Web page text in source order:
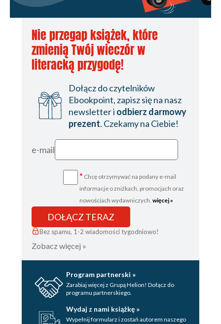
Nie przegap książek, które
zmienią Twój wieczór w
literacką przygodę!
Dołącz do czytelników
Ebookpoint, zapisz się na nasz
newsletter i odbierz darmowy
prezent. Czekamy na Ciebie!
e-mail
* Chcę otrzymywać na podany e-mail
informacje o zniżkach, promocjach oraz
nowościach wydawniczych. więcej »
DOŁĄCZ TERAZ
Bez spamu, 1-2 wiadomości tygodniowo!
Zobacz więcej »
Program partnerski »
Zarabiaj więcej z Grupą Helion! Dołącz do
programu partnerskiego.
Wydaj z nami książkę »
Wypełnij formularz i zostań autorem naszego